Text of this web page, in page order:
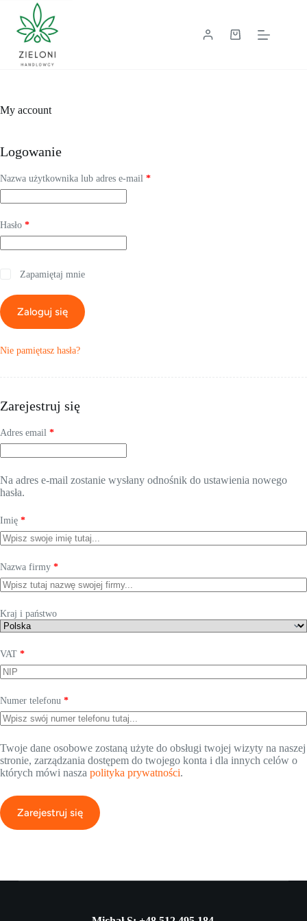
treści
Koszyk
My account
Logowanie
Nazwa użytkownika lub adres e-mail *Wymagane
Hasło *Wymagane
Zapamiętaj mnie
Zaloguj się
Nie pamiętasz hasła?
Zarejestruj się
Adres email *Wymagane
Na adres e-mail zostanie wysłany odnośnik do ustawienia nowego
hasła.
Imię *
Nazwa firmy *
Kraj i państwo
VAT *
Numer telefonu *
Twoje dane osobowe zostaną użyte do obsługi twojej wizyty na naszej
stronie, zarządzania dostępem do twojego konta i dla innych celów o
których mówi nasza polityka prywatności.
Zarejestruj się